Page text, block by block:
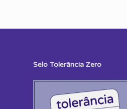
Selo Tolerância Zero